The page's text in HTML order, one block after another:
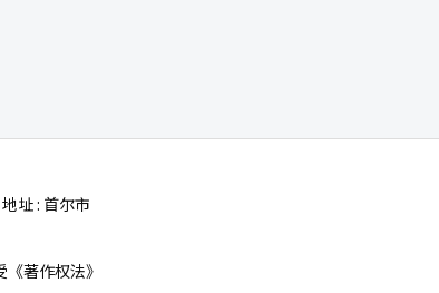
地址 : 首尔市
著作权法》